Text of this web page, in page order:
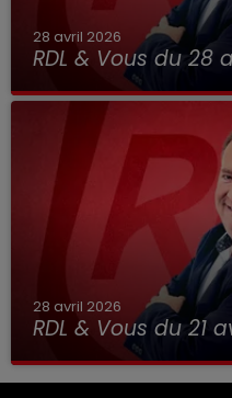
28 avril 2026
RDL & Vous du 28
28 avril 2026
RDL & Vous du 21